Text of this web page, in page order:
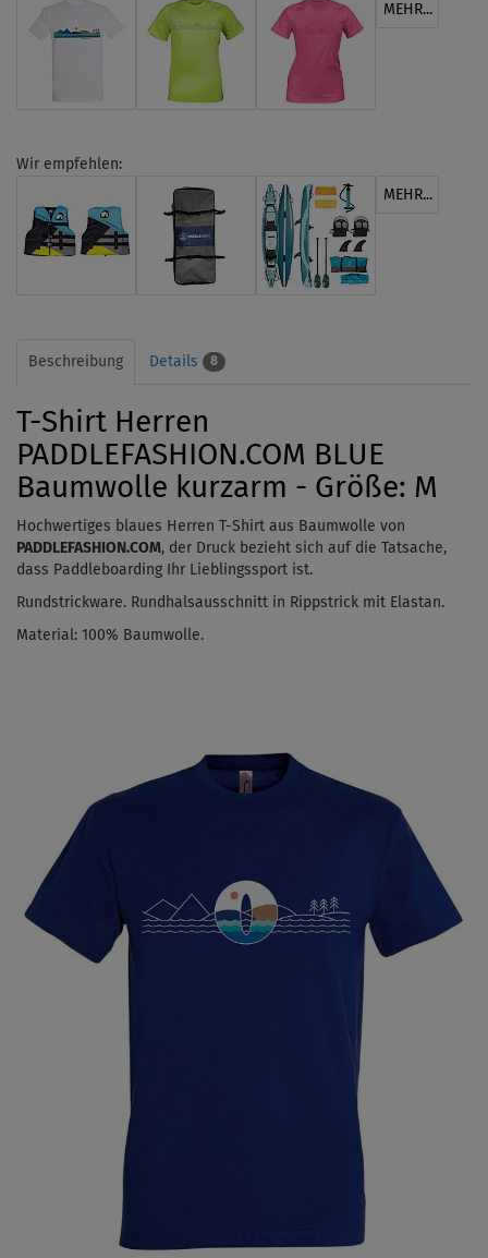
MEHR...
Wir empfehlen:
MEHR...
Beschreibung Details 8
T-Shirt Herren
PADDLEFASHION.COM BLUE
Baumwolle kurzarm - Größe: M
Hochwertiges blaues Herren T-Shirt aus Baumwolle von
PADDLEFASHION.COM, der Druck bezieht sich auf die Tatsache,
dass Paddleboarding Ihr Lieblingssport ist.
Rundstrickware. Rundhalsausschnitt in Rippstrick mit Elastan.
Material: 100% Baumwolle.